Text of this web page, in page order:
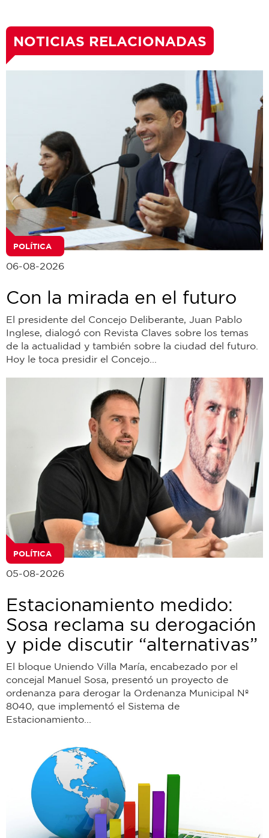
NOTICIAS RELACIONADAS
POLÍTICA
06-08-2026
Con la mirada en el futuro
El presidente del Concejo Deliberante, Juan Pablo
Inglese, dialogó con Revista Claves sobre los temas
de la actualidad y también sobre la ciudad del futuro.
Hoy le toca presidir el Concejo...
POLÍTICA
05-08-2026
Estacionamiento medido:
Sosa reclama su derogación
y pide discutir “alternativas”
El bloque Uniendo Villa María, encabezado por el
concejal Manuel Sosa, presentó un proyecto de
ordenanza para derogar la Ordenanza Municipal Nº
8040, que implementó el Sistema de
Estacionamiento...